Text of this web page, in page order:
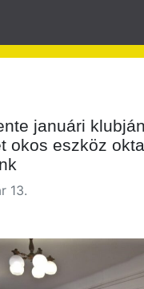
januári
okos eszköz
13.